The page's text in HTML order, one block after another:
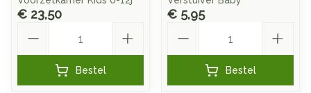
€ 23,50
Bestel
€ 5,95
Bestel